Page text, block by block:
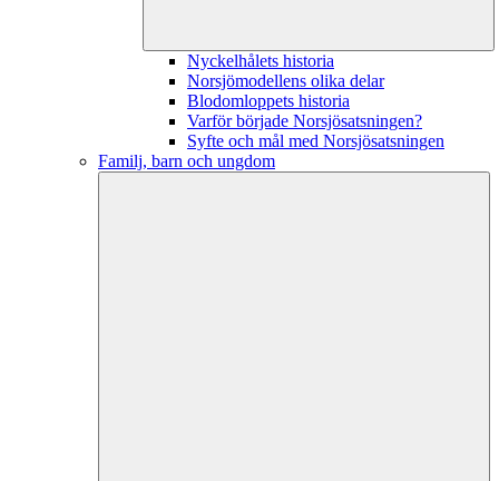
Nyckelhålets historia
Norsjömodellens olika delar
Blodomloppets historia
Varför började Norsjösatsningen?
Syfte och mål med Norsjösatsningen
Familj, barn och ungdom